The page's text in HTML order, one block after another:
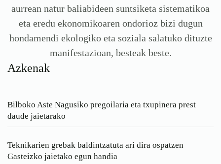
aurrean natur baliabideen suntsiketa sistematikoa
eta eredu ekonomikoaren ondorioz bizi dugun
hondamendi ekologiko eta soziala salatuko dituzte
manifestazioan, besteak beste.
Azkenak
Bilboko Aste Nagusiko pregoilaria eta txupinera prest
daude jaietarako
Teknikarien grebak baldintzatuta ari dira ospatzen
Gasteizko jaietako egun handia